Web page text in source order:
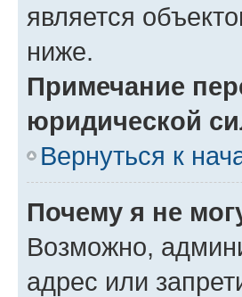
является
ниже.
Примечание
юридической
Вернуться к
Почему я не
Возможно,
адрес или